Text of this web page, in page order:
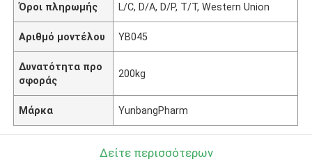
Όροι πληρωμής L/C, D/A, D/P, T/T, Western Union
Αριθμό μοντέλου YB045
Δυνατότητα προ
σφοράς
200kg
Μάρκα YunbangPharm
Δείτε περισσότερων